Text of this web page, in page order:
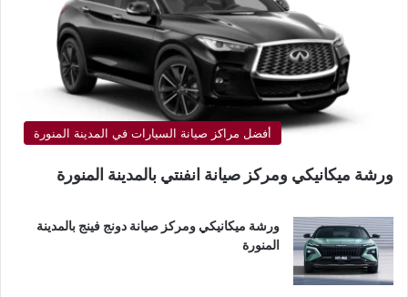
أفضل مراكز صيانة السيارات في المدينة المنورة
ورشة ميكانيكي ومركز صيانة انفنتي بالمدينة المنورة
ورشة ميكانيكي ومركز صيانة دونج فينج بالمدينة
المنورة